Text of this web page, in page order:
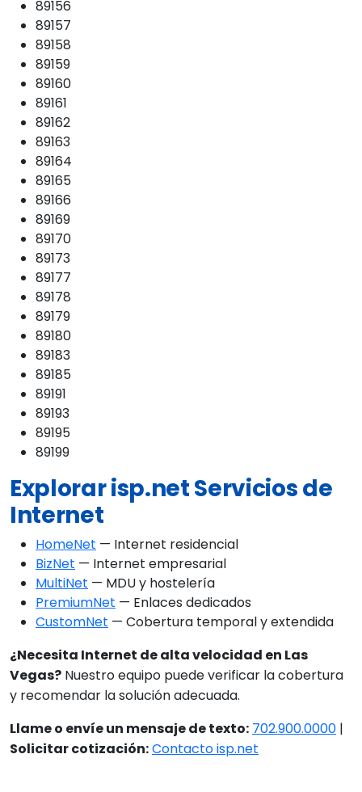
89156
89157
89158
89159
89160
89161
89162
89163
89164
89165
89166
89169
89170
89173
89177
89178
89179
89180
89183
89185
89191
89193
89195
89199
Explorar isp.net Servicios de
Internet
HomeNet — Internet residencial
BizNet — Internet empresarial
MultiNet — MDU y hostelería
PremiumNet — Enlaces dedicados
CustomNet — Cobertura temporal y extendida
¿Necesita Internet de alta velocidad en Las
Vegas? Nuestro equipo puede verificar la cobertura
y recomendar la solución adecuada.
Llame o envíe un mensaje de texto: 702.900.0000 |
Solicitar cotización:Contacto isp.net